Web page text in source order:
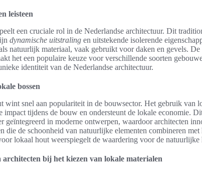
leisteen
een cruciale rol in de Nederlandse architectuur. Dit
dynamische uitstraling en uitstekende isolerende
natuurlijk materiaal, vaak gebruikt voor daken en gevels. De
het een populaire keuze voor verschillende soorten
identiteit van de Nederlandse architectuur.
bossen
wint snel aan populariteit in de bouwsector. Het gebruik van
impact tijdens de bouw en ondersteunt de lokale economie.
geïntegreerd in moderne ontwerpen, waardoor architecten
die de schoonheid van natuurlijke elementen combineren met
lokaal hout weerspiegelt de waardering voor de
architecten bij het kiezen van lokale materialen